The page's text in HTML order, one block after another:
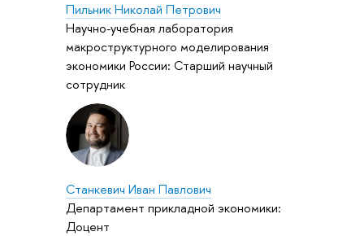
Пильник Николай Петрович
Научно-учебная лаборатория
макроструктурного моделирования
экономики России: Старший научный
сотрудник
Станкевич Иван Павлович
Департамент прикладной экономики:
Доцент